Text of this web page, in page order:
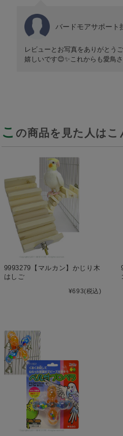
バードモアサポート
レビューとお写真をありがとう
嬉しいです😊✨これからも愛鳥
こ の商品を見た人は
9993279【マルカン】かじり木
はしご
¥693(税込)